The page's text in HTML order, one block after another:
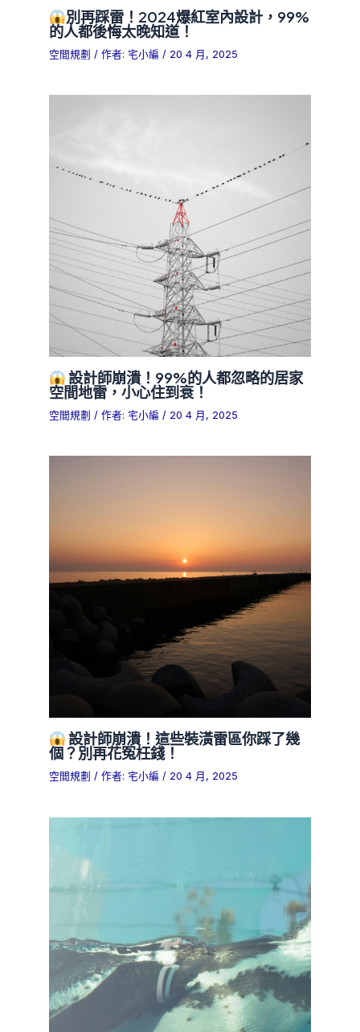
別再踩雷！2024爆紅室內設計，99%
的人都後悔太晚知道！
空間規劃 / 作者: 宅小編 / 20 4 月, 2025
設計師崩潰！99%的人都忽略的居家
空間地雷，小心住到衰！
空間規劃 / 作者: 宅小編/ 20 4 月, 2025
設計師崩潰！這些裝潢雷區你踩了幾
個？別再花冤枉錢！
空間規劃 / 作者: 宅小編/ 20 4 月, 2025